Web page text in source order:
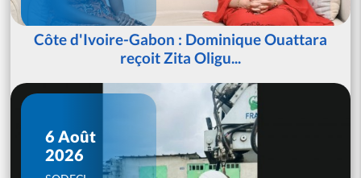
Côte d'Ivoire-Gabon : Dominique Ouattara
reçoit Zita Oligu...
6 Août
2026